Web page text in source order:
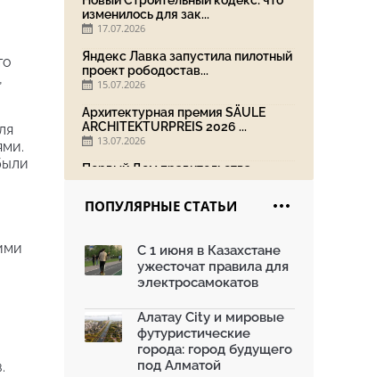
изменилось для зак...
17.07.2026
Яндекс Лавка запустила пилотный
проект рободостав...
15.07.2026
Архитектурная премия SÄULE
ARCHITEKTURPREIS 2026 ...
13.07.2026
Первый Дом правительства
Алматы станет главной те...
08.07.2026
Ко Дню столицы в Нуре
06.07.2026
Жара в городах: как застройка
влияет на температу...
03.07.2026
ПОПУЛЯРНЫЕ СТАТЬИ
С 1 июня в Казахстане
ужесточат правила для
электросамокатов
Алатау City и мировые
футуристические
города: город будущего
под Алматой